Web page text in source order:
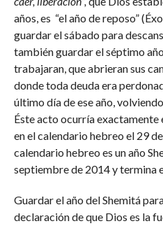
años, es “el año de reposo”
guardar el sábado para
también guardar el séptimo
trabajaran, que abrieran sus
donde toda deuda era
último día de ese año,
Éste acto ocurría exactamente
en el calendario hebreo el 29
calendario hebreo es un año
septiembre de 2014 y termina
Guardar el año del Shemitá
declaración de que Dios es la